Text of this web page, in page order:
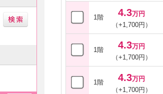
1階 4.3万円
（+1,700円）
1階 4.3万円
（+1,700円）
1階 4.3万円
（+1,700円）